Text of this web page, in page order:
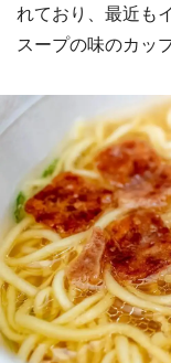
れており、最近も
スープの味のカッ